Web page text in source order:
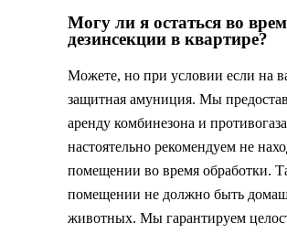
Могу ли я остаться во
дезинсекции в квартире?
Можете, но при условии если на
защитная амуниция. Мы
аренду комбинезона и
настоятельно рекомендуем не
помещении во время обработки.
помещении не должно быть
животных. Мы гарантируем